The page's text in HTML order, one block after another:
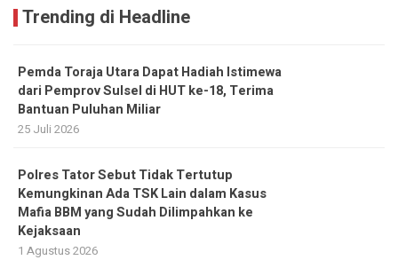
Trending di Headline
Pemda Toraja Utara Dapat Hadiah Istimewa
dari Pemprov Sulsel di HUT ke-18, Terima
Bantuan Puluhan Miliar
25 Juli 2026
Polres Tator Sebut Tidak Tertutup
Kemungkinan Ada TSK Lain dalam Kasus
Mafia BBM yang Sudah Dilimpahkan ke
Kejaksaan
1 Agustus 2026